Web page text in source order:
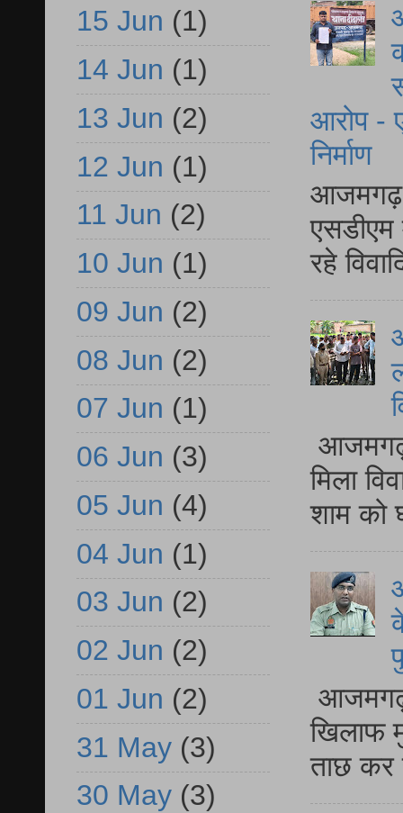
आरोप -
निर्माण
आजमगढ़
एसडीएम
रहे
आजमगढ़
मिला
शाम को
आजमगढ़
खिलाफ
ताछ कर
15 Jun (1)
14 Jun (1)
13 Jun (2)
12 Jun (1)
11 Jun (2)
10 Jun (1)
09 Jun (2)
08 Jun (2)
07 Jun (1)
06 Jun (3)
05 Jun (4)
04 Jun (1)
03 Jun (2)
02 Jun (2)
01 Jun (2)
31 May (3)
30 May (3)